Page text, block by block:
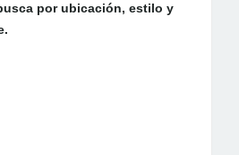
por ubicación, estilo y